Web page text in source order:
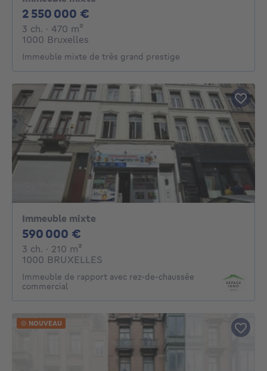
2 550 000 €
3 ch. 3 chambres
· 470 m²
1000 Bruxelles
Immeuble mixte de très grand prestige
Immeuble mixte
590 000 €
3 ch. 3 chambres
· 210 m²
1000 BRUXELLES
Immeuble de rapport avec rez-de-chaussée
commercial
NOUVEAU